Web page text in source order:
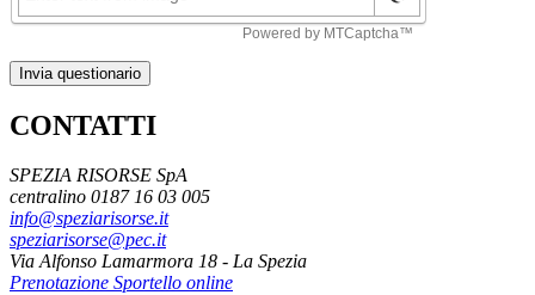
Invia questionario
CONTATTI
SPEZIA RISORSE SpA
centralino 0187 16 03 005
info@speziarisorse.it
speziarisorse@pec.it
Via Alfonso Lamarmora 18 - La Spezia
Prenotazione Sportello online